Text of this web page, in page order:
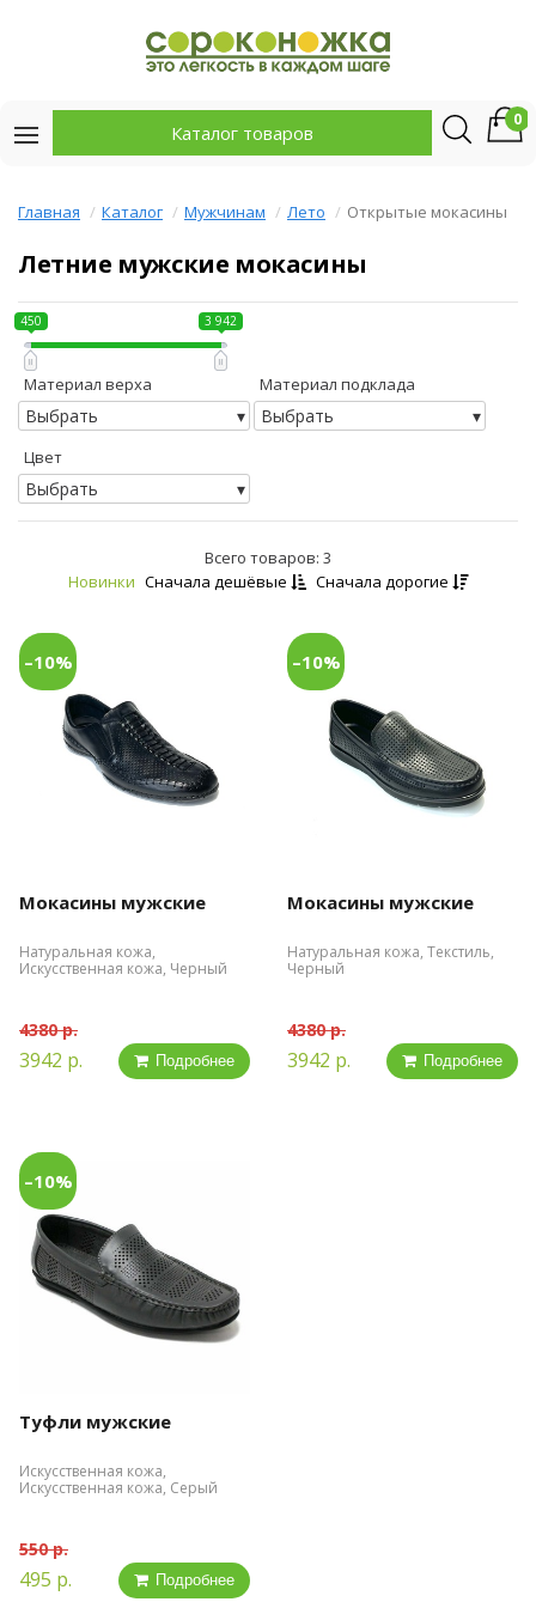
Каталог товаров
0
Главная Каталог Мужчинам Лето Открытые мокасины
Летние мужские мокасины
450 3 942
Материал верха
Выбрать
Материал подклада
Выбрать
Цвет
Выбрать
Всего товаров: 3
Новинки Сначала дешёвые Сначала дорогие
–10%
Мокасины мужские
Натуральная кожа,
Искусственная кожа, Черный
4380 р.
3942 р. Подробнее
–10%
Мокасины мужские
Натуральная кожа, Текстиль,
Черный
4380 р.
3942 р. Подробнее
–10%
Туфли мужские
Искусственная кожа,
Искусственная кожа, Серый
550 р.
495 р. Подробнее